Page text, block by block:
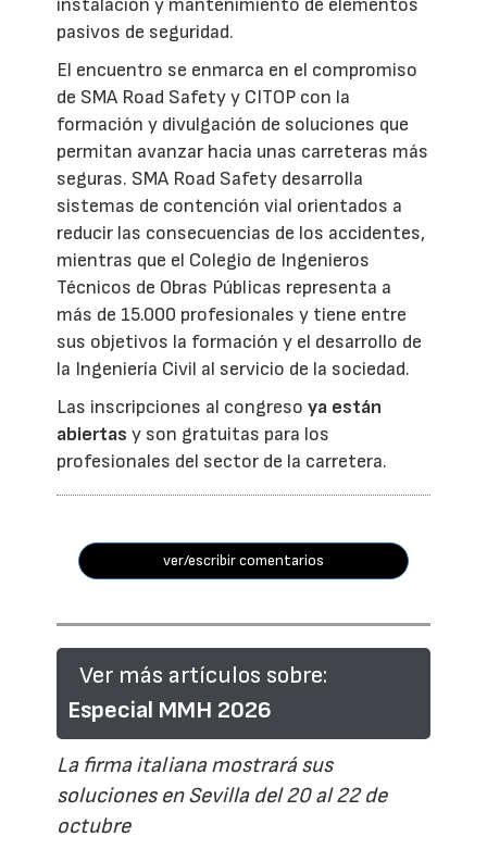
instalación y mantenimiento de elementos
pasivos de seguridad.
El encuentro se enmarca en el compromiso
de SMA Road Safety y CITOP con la
formación y divulgación de soluciones que
permitan avanzar hacia unas carreteras más
seguras. SMA Road Safety desarrolla
sistemas de contención vial orientados a
reducir las consecuencias de los accidentes,
mientras que el Colegio de Ingenieros
Técnicos de Obras Públicas representa a
más de 15.000 profesionales y tiene entre
sus objetivos la formación y el desarrollo de
la Ingeniería Civil al servicio de la sociedad.
Las inscripciones al congresoya están
abiertas y son gratuitas para los
profesionales del sector de la carretera.
ver/escribir comentarios
Ver más artículos sobre:
Especial MMH 2026
La firma italiana mostrará sus
soluciones en Sevilla del 20 al 22 de
octubre